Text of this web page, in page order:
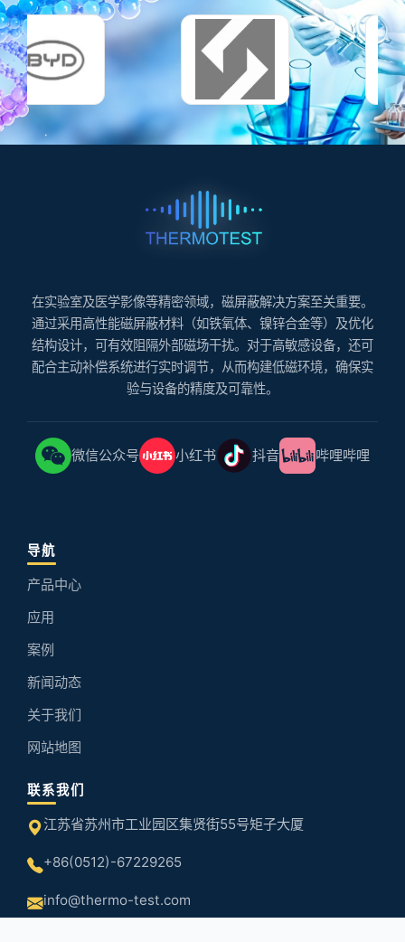
在实验室及医学影像等精密领域，磁屏蔽解决方案至关重要。
通过采用高性能磁屏蔽材料（如铁氧体、镍锌合金等）及优化
结构设计，可有效阻隔外部磁场干扰。对于高敏感设备，还可
配合主动补偿系统进行实时调节，从而构建低磁环境，确保实
验与设备的精度及可靠性。
微信公众号 小红书 抖音 哔哩哔哩
导航
产品中心
应用
案例
新闻动态
关于我们
网站地图
联系我们
江苏省苏州市工业园区集贤街55号矩子大厦
+86(0512)-67229265
info@thermo-test.com